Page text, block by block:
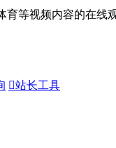
等视频内容的在
站长工具